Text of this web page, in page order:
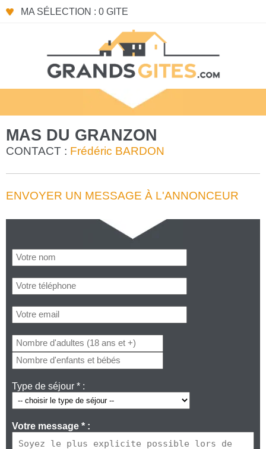
MA SÉLECTION : 0 GITE
MAS DU GRANZON
CONTACT : Frédéric BARDON
ENVOYER UN MESSAGE À L'ANNONCEUR
Type de séjour * :
Votre message * :